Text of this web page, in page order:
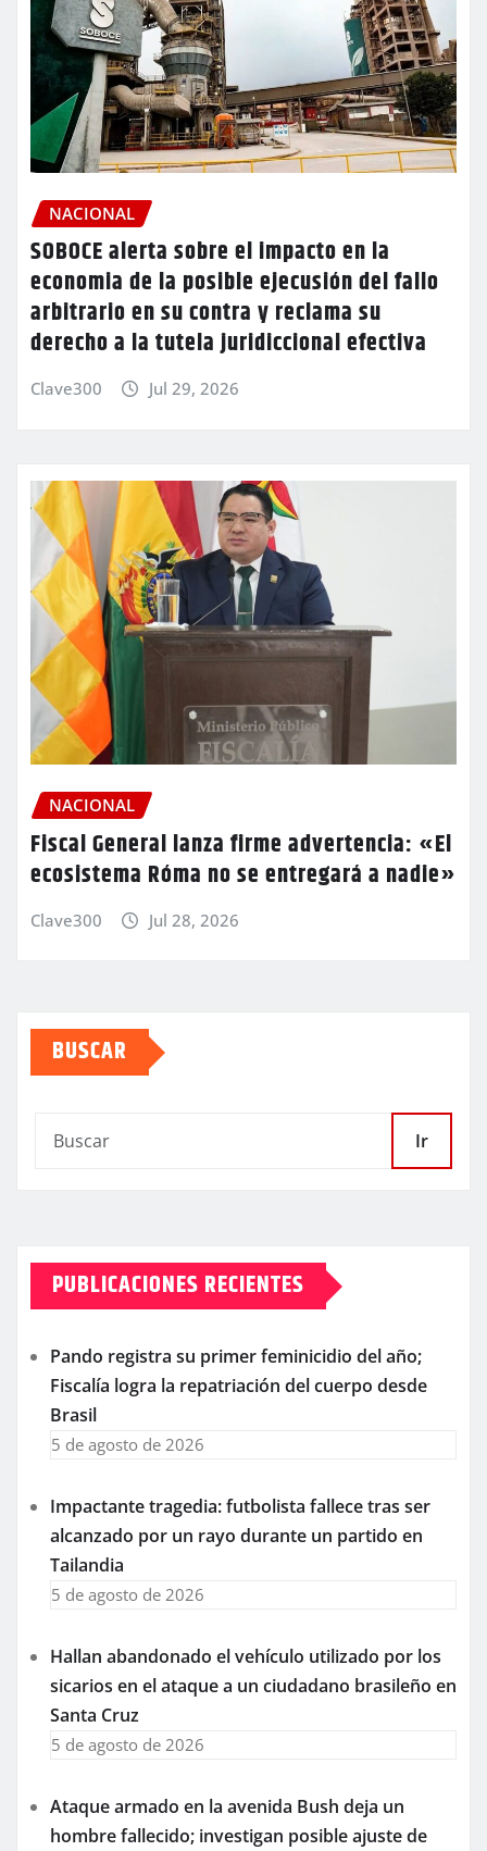
NACIONAL
SOBOCE alerta sobre el impacto en la
economia de la posible ejecusión del fallo
arbitrario en su contra y reclama su
derecho a la tutela juridiccional efectiva
Clave300 Jul 29, 2026
NACIONAL
Fiscal General lanza firme advertencia: «El
ecosistema Róma no se entregará a nadie»
Clave300 Jul 28, 2026
BUSCAR
Ir
PUBLICACIONES RECIENTES
Pando registra su primer feminicidio del año;
Fiscalía logra la repatriación del cuerpo desde
Brasil
5 de agosto de 2026
Impactante tragedia: futbolista fallece tras ser
alcanzado por un rayo durante un partido en
Tailandia
5 de agosto de 2026
Hallan abandonado el vehículo utilizado por los
sicarios en el ataque a un ciudadano brasileño en
Santa Cruz
5 de agosto de 2026
Ataque armado en la avenida Bush deja un
hombre fallecido; investigan posible ajuste de